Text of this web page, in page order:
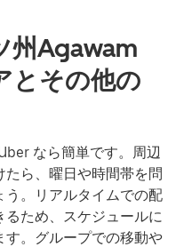
州Agawam
とその他の
なら簡単です。周辺
ら、曜日や時間帯を問
。リアルタイムでの配
ため、スケジュールに
。グループでの移動や